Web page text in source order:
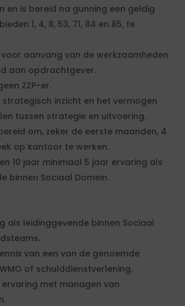
en is bereid na gunning een geldig
1, 4, 8, 53, 71, 84 en 85, te
voor aanvang van de werkzaamheden
aan opdrachtgever.
ZZP-er.
inzicht en het vermogen
tussen strategie en uitvoering.
om, zeker de eerste maanden, 4
op kantoor te werken.
10 jaar minimaal 5 jaar ervaring als
binnen Sociaal Domein.
als leidinggevende binnen Sociaal
van een van de genoemde
of schulddienstverlening.
met managen van